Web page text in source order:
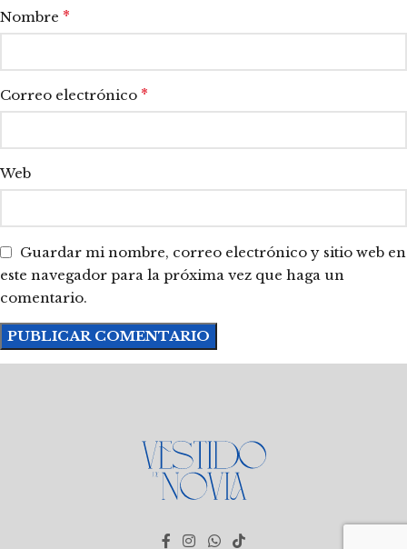
Nombre *
Correo electrónico *
Web
Guardar mi nombre, correo electrónico y sitio web en
este navegador para la próxima vez que haga un
comentario.